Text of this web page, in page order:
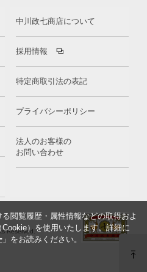
中川政七商店について
採用情報
特定商取引法の表記
プライバシーポリシー
法人のお客様の
お問い合わせ
Reserved.
閲覧履歴・属性情報などの取得およ
）を使用いたします。詳細に
」をお読みください。